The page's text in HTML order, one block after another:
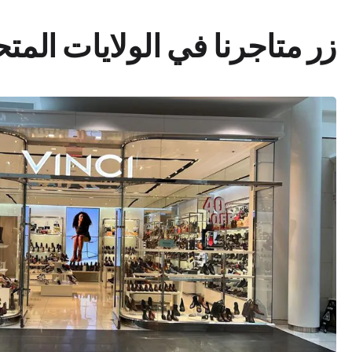
زر متاجرنا في الولايات